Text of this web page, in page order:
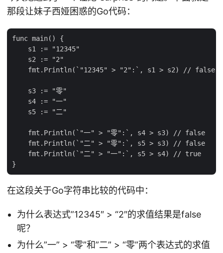
那段让妹子西娅困惑的Go代码：
func main() {
    s1 := "12345"
    s2 := "2"
    fmt.Println(`"12345" > "2":`, s1 > s2) // false
    s3 := "零"
    s4 := "一"
    s5 := "二"
    fmt.Println(`"一" > "零":`, s4 > s3) // false
    fmt.Println(`"二" > "零":`, s5 > s3) // false
    fmt.Println(`"二" > "一":`, s5 > s4) // true
在这段关于Go字符串比较的代码中：
为什么表达式”12345″ > “2″的求值结果是false
呢？
为什么”一” > “零”和”二” > “零”两个表达式的求值